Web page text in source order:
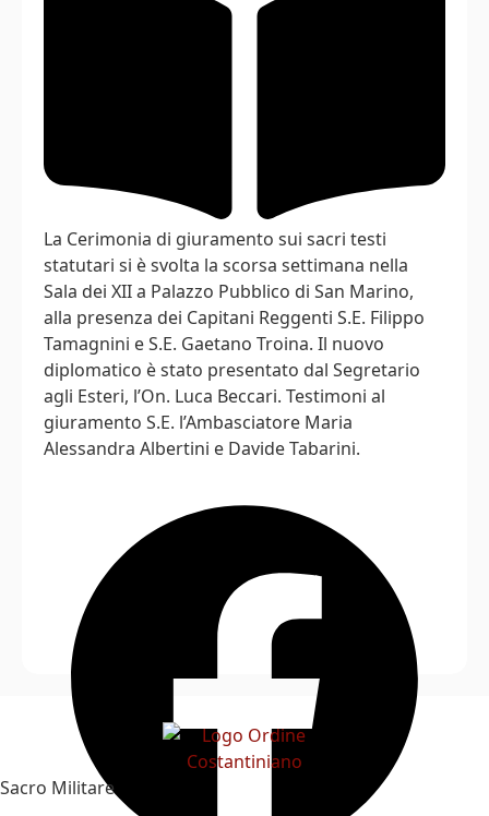
La Cerimonia di giuramento sui sacri testi
statutari si è svolta la scorsa settimana nella
Sala dei XII a Palazzo Pubblico di San Marino,
alla presenza dei Capitani Reggenti S.E. Filippo
Tamagnini e S.E. Gaetano Troina. Il nuovo
diplomatico è stato presentato dal Segretario
agli Esteri, l’On. Luca Beccari. Testimoni al
giuramento S.E. l’Ambasciatore Maria
Alessandra Albertini e Davide Tabarini.
Sacro Militare